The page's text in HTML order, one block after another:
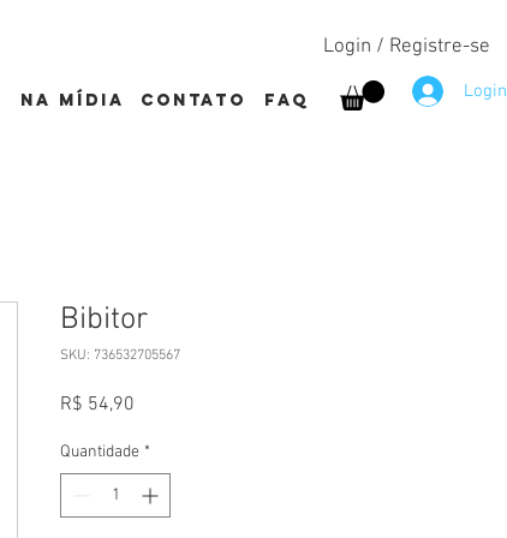
Na mídia contato
Login / Registre-se
Login
FAQ
Bibitor
SKU: 736532705567
R$ 54,90
Quantidade *